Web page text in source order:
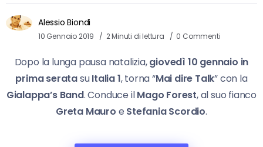
Alessio Biondi
10 Gennaio 2019 2 Minuti di lettura 0 Commenti
Dopo la lunga pausa natalizia,giovedì 10 gennaio in
prima seratasuItalia 1, torna “Mai dire Talk” con la
Gialappa’s Band. Conduce ilMago Forest, al suo fianco
Greta Mauro e Stefania Scordio.